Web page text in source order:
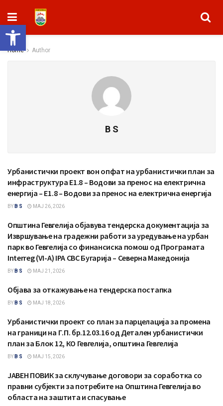
Open toolbar
Home Author
B S
СООПШТЕНИЈА
Урбанистички проект вон опфат на урбанистички план за
инфраструктура E1.8 – Водови за пренос на електрична
енергија – E1.8 – Водови за пренос на електрична енергија
BY B S МАЈ 26, 2026
ЈАВНИ ПОВИЦИ
Општина Гевгелија објавува тендерска документација за
Извршување на градежни работи за уредување на урбан
парк во Гевгелија со финансиска помош од Програмата
Interreg (VI-A) IPA CBC Бугарија – Северна Македонија
BY B S МАЈ 21, 2026
ОБЈАВА
Објава за откажување на тендерска постапка
BY B S МАЈ 18, 2026
СООПШТЕНИЈА
Урбанистички проект со план за парцелација за промена
на граници на Г.П. бр.12.03.16 од Детален урбанистички
план за Блок 12, КО Гевгелија, општина Гевгелија
BY B S МАЈ 15, 2026
ЈАВНИ ПОВИЦИ
ЈАВЕН ПОВИК за склучување договори за соработка со
правни субјекти за потребите на Општина Гевгелија во
областа на заштита и спасување